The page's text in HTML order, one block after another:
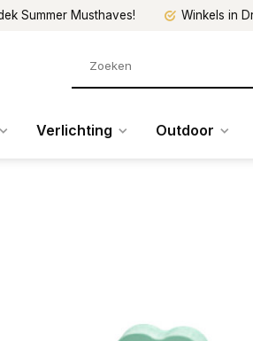
Summer Musthaves! Winkels in
Verlichting Outdoor